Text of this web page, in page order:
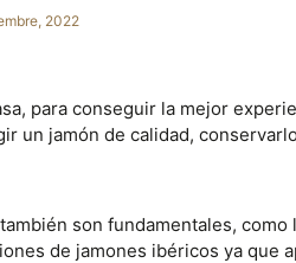
2022
para conseguir la mejor
un jamón de calidad,
son fundamentales, como
de jamones ibéricos ya que